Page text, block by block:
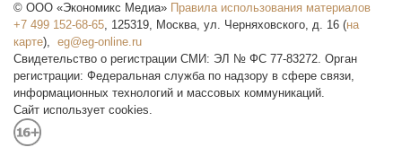
© ООО «Экономикс Медиа» Правила использования материалов
+7 499 152-68-65, 125319, Москва, ул. Черняховского, д. 16 (на
карте),
Свидетельство о регистрации СМИ: ЭЛ № ФС 77-83272. Орган
регистрации: Федеральная служба по надзору в сфере связи,
информационных технологий и массовых коммуникаций.
Сайт использует cookies.